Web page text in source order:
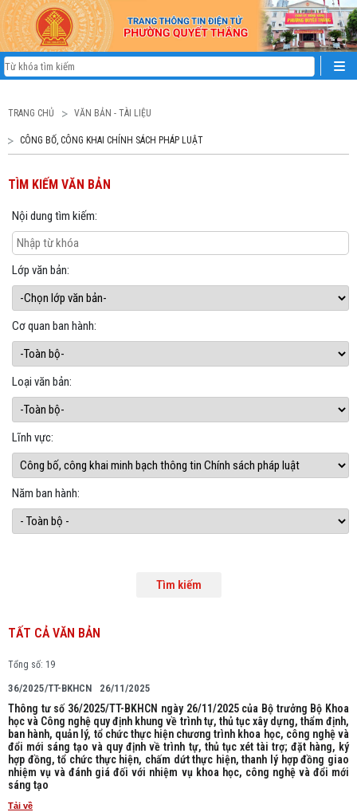
TRANG CHỦ VĂN BẢN - TÀI LIỆU
CÔNG BỐ, CÔNG KHAI CHÍNH SÁCH PHÁP LUẬT
TÌM KIẾM VĂN BẢN
Nội dung tìm kiếm:
Lớp văn bản:
Cơ quan ban hành:
Loại văn bản:
Lĩnh vực:
Năm ban hành:
TẤT CẢ VĂN BẢN
Tổng số: 19
36/2025/TT-BKHCN 26/11/2025
Thông tư số 36/2025/TT-BKHCN ngày 26/11/2025 của Bộ trưởng Bộ Khoa
học và Công nghệ quy định khung về trình tự, thủ tục xây dựng, thẩm định,
ban hành, quản lý, tổ chức thực hiện chương trình khoa học, công nghệ và
đổi mới sáng tạo và quy định về trình tự, thủ tục xét tài trợ; đặt hàng, ký
hợp đồng, tổ chức thực hiện, chấm dứt thực hiện, thanh lý hợp đồng giao
nhiệm vụ và đánh giá đối với nhiệm vụ khoa học, công nghệ và đổi mới
sáng tạo
Tải về